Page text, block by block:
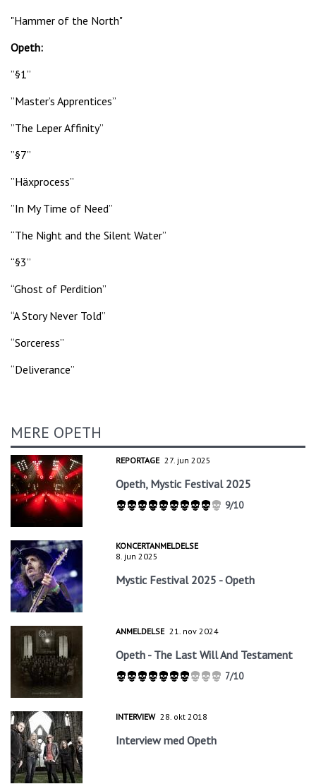
"Hammer of the North"
Opeth:
”§1”
”Master’s Apprentices”
”The Leper Affinity”
”§7”
”Häxprocess”
”In My Time of Need”
“The Night and the Silent Water”
“§3”
“Ghost of Perdition”
“A Story Never Told”
“Sorceress”
“Deliverance”
MERE OPETH
REPORTAGE 27. jun 2025
Opeth, Mystic Festival 2025
9/10
KONCERTANMELDELSE
8. jun 2025
Mystic Festival 2025 - Opeth
ANMELDELSE 21. nov 2024
Opeth - The Last Will And Testament
7/10
INTERVIEW 28. okt 2018
Interview med Opeth